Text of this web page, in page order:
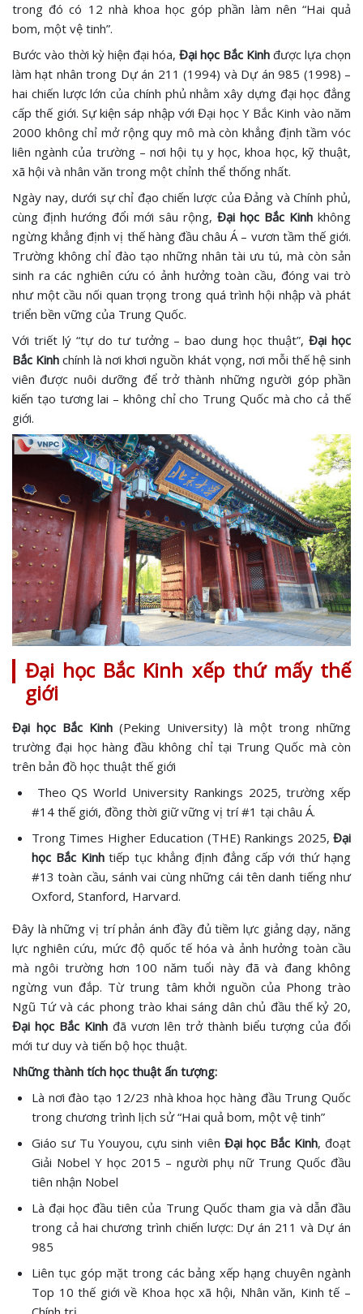
trong đó có 12 nhà khoa học góp phần làm nên “Hai quả
bom, một vệ tinh”.
Bước vào thời kỳ hiện đại hóa, Đại học Bắc Kinh được lựa chọn
làm hạt nhân trong Dự án 211 (1994) và Dự án 985 (1998) –
hai chiến lược lớn của chính phủ nhằm xây dựng đại học đẳng
cấp thế giới. Sự kiện sáp nhập với Đại học Y Bắc Kinh vào năm
2000 không chỉ mở rộng quy mô mà còn khẳng định tầm vóc
liên ngành của trường – nơi hội tụ y học, khoa học, kỹ thuật,
xã hội và nhân văn trong một chỉnh thể thống nhất.
Ngày nay, dưới sự chỉ đạo chiến lược của Đảng và Chính phủ,
cùng định hướng đổi mới sâu rộng, Đại học Bắc Kinh không
ngừng khẳng định vị thế hàng đầu châu Á – vươn tầm thế giới.
Trường không chỉ đào tạo những nhân tài ưu tú, mà còn sản
sinh ra các nghiên cứu có ảnh hưởng toàn cầu, đóng vai trò
như một cầu nối quan trọng trong quá trình hội nhập và phát
triển bền vững của Trung Quốc.
Với triết lý “tự do tư tưởng – bao dung học thuật”,Đại học
Bắc Kinhchính là nơi khơi nguồn khát vọng, nơi mỗi thế hệ sinh
viên được nuôi dưỡng để trở thành những người góp phần
kiến tạo tương lai – không chỉ cho Trung Quốc mà cho cả thế
giới.
Đại học Bắc Kinh xếp thứ mấy thế
giới
Đại học Bắc Kinh (Peking University) là một trong những
trường đại học hàng đầu không chỉ tại Trung Quốc mà còn
trên bản đồ học thuật thế giới
Theo QS World University Rankings 2025, trường xếp
#14 thế giới, đồng thời giữ vững vị trí #1 tại châu Á.
Trong Times Higher Education (THE) Rankings 2025, Đại
học Bắc Kinhtiếp tục khẳng định đẳng cấp với thứ hạng
#13 toàn cầu, sánh vai cùng những cái tên danh tiếng như
Oxford, Stanford, Harvard.
Đây là những vị trí phản ánh đầy đủ tiềm lực giảng dạy, năng
lực nghiên cứu, mức độ quốc tế hóa và ảnh hưởng toàn cầu
mà ngôi trường hơn 100 năm tuổi này đã và đang không
ngừng vun đắp. Từ trung tâm khởi nguồn của Phong trào
Ngũ Tứ và các phong trào khai sáng dân chủ đầu thế kỷ 20,
Đại học Bắc Kinh đã vươn lên trở thành biểu tượng của đổi
mới tư duy và tiến bộ học thuật.
Những thành tích học thuật ấn tượng:
Là nơi đào tạo 12/23 nhà khoa học hàng đầu Trung Quốc
trong chương trình lịch sử “Hai quả bom, một vệ tinh”
Giáo sư Tu Youyou, cựu sinh viên Đại học Bắc Kinh, đoạt
Giải Nobel Y học 2015 – người phụ nữ Trung Quốc đầu
tiên nhận Nobel
Là đại học đầu tiên của Trung Quốc tham gia và dẫn đầu
trong cả hai chương trình chiến lược: Dự án 211 và Dự án
985
Liên tục góp mặt trong các bảng xếp hạng chuyên ngành
Top 10 thế giới về Khoa học xã hội, Nhân văn, Kinh tế –